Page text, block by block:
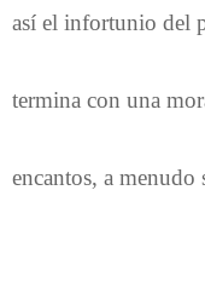
así el infortunio del
termina con una
encantos, a menudo